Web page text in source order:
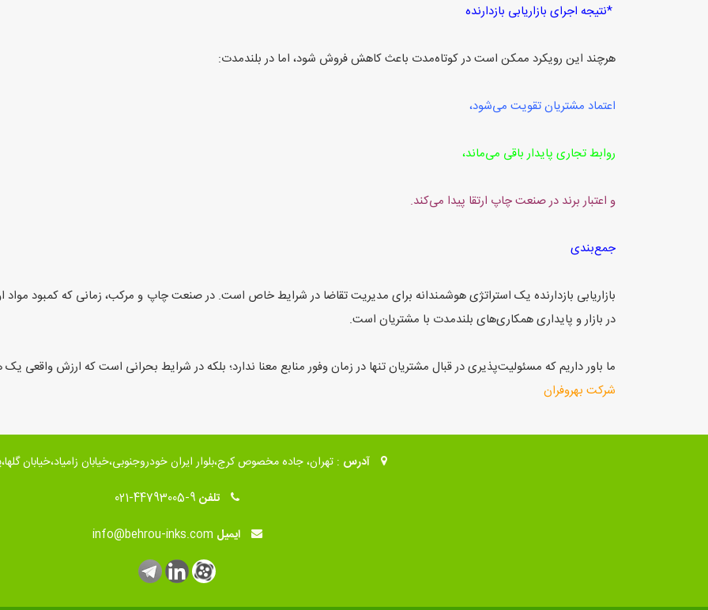
*نتیجه اجرای بازاریابی بازدارنده
هرچند این رویکرد ممکن است در کوتاه‌مدت باعث کاهش فروش شود، اما در بلندمدت:
اعتماد مشتریان تقویت می‌شود،
روابط تجاری پایدار باقی می‌ماند،
و اعتبار برند در صنعت چاپ ارتقا پیدا می‌کند.
جمع‌بندی
بازاریابی بازدارنده یک استراتژی هوشمندانه برای مدیریت تقاضا در شرایط خاص است. در صنعت چاپ و مرکب، زمانی که کمبود مواد
در بازار و پایداری همکاری‌های بلندمدت با مشتریان است.
ما باور داریم که مسئولیت‌پذیری در قبال مشتریان تنها در زمان وفور منابع معنا ندارد؛ بلکه در شرایط بحرانی است که ارزش واقعی
شرکت بهروفران
آدرس : تهران، جاده مخصوص کرج،بلوار ایران خودروجنوبی،خیابان زامیاد،خیابان
تلفن 021-44793005-9
ایمیل info@behrou-inks.com